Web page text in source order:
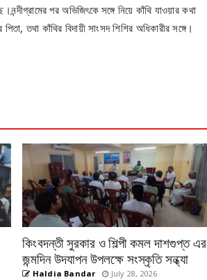
পর অভিজিৎকে সঙ্গে নিয়ে কাঁথি যাওয়ার কথা
তথা কাঁথির বিদায়ী সাংসদ শিশির অধিকারীর সঙ্গে।
কিংবদন্তী সুরকার ও শিল্পী কমল দাশগুপ্ত এর
জন্মদিন উদযাপন উপলক্ষে সংস্কৃতি সন্ধ্যা
Haldia Bandar July 28, 2026